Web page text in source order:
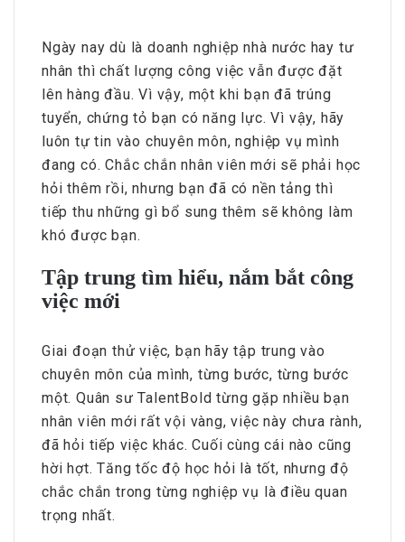
Ngày nay dù là doanh nghiệp nhà nước hay tư
nhân thì chất lượng công việc vẫn được đặt
lên hàng đầu. Vì vậy, một khi bạn đã trúng
tuyển, chứng tỏ bạn có năng lực. Vì vậy, hãy
luôn tự tin vào chuyên môn, nghiệp vụ mình
đang có. Chắc chắn nhân viên mới sẽ phải học
hỏi thêm rồi, nhưng bạn đã có nền tảng thì
tiếp thu những gì bổ sung thêm sẽ không làm
khó được bạn.
Tập trung tìm hiểu, nắm bắt công
việc mới
Giai đoạn thử việc, bạn hãy tập trung vào
chuyên môn của mình, từng bước, từng bước
một. Quân sư TalentBold từng gặp nhiều bạn
nhân viên mới rất vội vàng, việc này chưa rành,
đã hỏi tiếp việc khác. Cuối cùng cái nào cũng
hời hợt. Tăng tốc độ học hỏi là tốt, nhưng độ
chắc chắn trong từng nghiệp vụ là điều quan
trọng nhất.